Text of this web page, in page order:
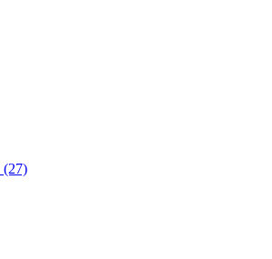
(27)